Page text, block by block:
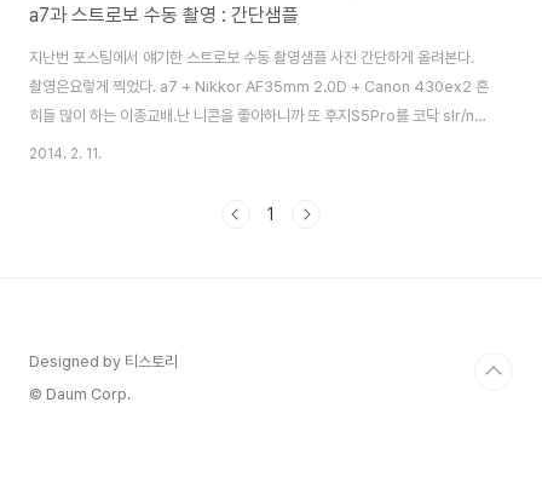
a7과 스트로보 수동 촬영 : 간단샘플
지난번 포스팅에서 얘기한 스트로보 수동 촬영샘플 사진 간단하게 올려본다.
촬영은요렇게 찍었다. a7 + Nikkor AF35mm 2.0D + Canon 430ex2 흔
히들 많이 하는 이종교배.난 니콘을 좋아하니까 또 후지S5Pro를 코닥 slr/n을
사용할꺼기 때문에 니콘렌즈를... 뭐 희망사항이지만... 여튼a7과 니콘렌즈를
36W 주광색 조명을 등지고 촬영했다.조리개값은 2.8오토iso값이 1000이
2014. 2. 11.
1
Designed by 티스토리
© Daum Corp.